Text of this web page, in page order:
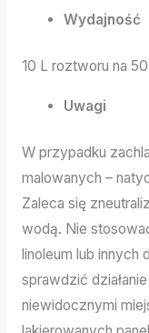
Wydajność
10 L roztworu na
Uwagi
W przypadku
malowanych –
Zaleca się
wodą. Nie
linoleum lub innych
sprawdzić
niewidocznymi